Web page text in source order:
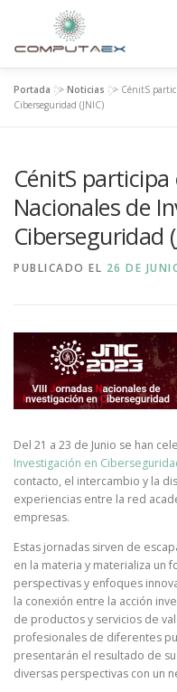
INICIO LA
SUPERCOMPUTACIÓN
INVESTIGACIÓN E
Portada >> Noticias >> CénitS
Ciberseguridad (JNIC)
CénitS participa
Nacionales de
Ciberseguridad
PUBLICADO EL 26 DE
Del 21 a 23 de Junio se han
Investigación en
contacto, el intercambio y la
experiencias entre la red
empresas.
Estas jornadas sirven de
en la materia y materializa un
perspectivas y enfoques
la conexión entre la acción
de productos y servicios de
profesionales de diferentes
presentarán el resultado de
diversas perspectivas con un